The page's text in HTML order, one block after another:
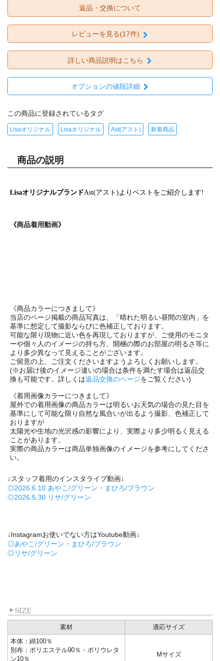
返品・交換について
レビューを見る(17件)
詳しい商品説明はこちら
オプションの値段詳細
この商品に登録されているタグ
Lisaオリジナル Lisaオリジナル Ast(アスト) 新着商品
商品の説明
LisaオリジナルブランドAst(アスト)よりベストをご紹介します!
《商品着用動画》
《商品カラーにつきまして》
当店のページ掲載の商品写真は、「晴れた明るい昼間の室内」を
基準に想定して撮影ならびに色補正しております。
可能な限り現物に近い色を再現しておりますが、ご使用のモニタ
ーや個々人のイメージの持ち方、開梱の際のお部屋の明るさ等に
より多少異なって見えることがございます。
ご留意の上、ご注文くださいますようよろしくお願いします。
(※お届け後のイメージ違いの場合は条件を満たす場合は返品交
換も可能です。詳しくは返品交換のページをご覧ください)
《着用画像カラーにつきまして》
屋外での着用画像の商品カラーは明るいお天気の場合の見た目を
基準にして可能な限り自然な風合いが出るよう撮影、色補正して
おりますが
太陽光や生地の光沢感の影響により、実際より多少明るく見える
ことがあります。
実際の商品カラーは商品単独画像のイメージを参考にしてくださ
い。
↓スタッフ着用のインスタライブ動画↓
◎2026.6.10 あやこ/グリーン・まひろ/ブラウン
◎2026.5.30 リサ/グリーン
↓Instagramお使いでない方はYoutube動画↓
◎あやこ/グリーン・まひろ/ブラウン
◎リサ/グリーン
素材
適応サイズ
本体：綿100％
別布：ポリエステル90％・ポリウレタ
ン10％
Mサイズ